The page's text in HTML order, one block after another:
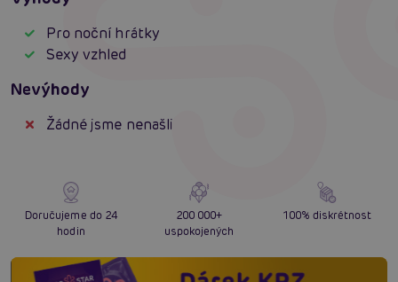
Pro noční hrátky
Sexy vzhled
Nevýhody
Žádné jsme nenašli
Doručujeme do 24
hodin
200 000+
uspokojených
100% diskrétnost